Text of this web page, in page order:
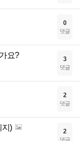
0
댓글
요? 3
댓글
2
댓글
지) 2
댓글